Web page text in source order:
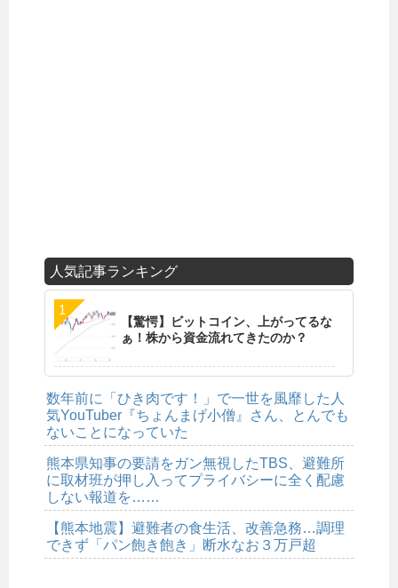
人気記事ランキング
【驚愕】ビットコイン、上がってるな
ぁ！株から資金流れてきたのか？
数年前に「ひき肉です！」で一世を風靡した人
気YouTuber『ちょんまげ小僧』さん、とんでも
ないことになっていた
熊本県知事の要請をガン無視したTBS、避難所
に取材班が押し入ってプライバシーに全く配慮
しない報道を……
【熊本地震】避難者の食生活、改善急務…調理
できず「パン飽き飽き」断水なお３万戸超